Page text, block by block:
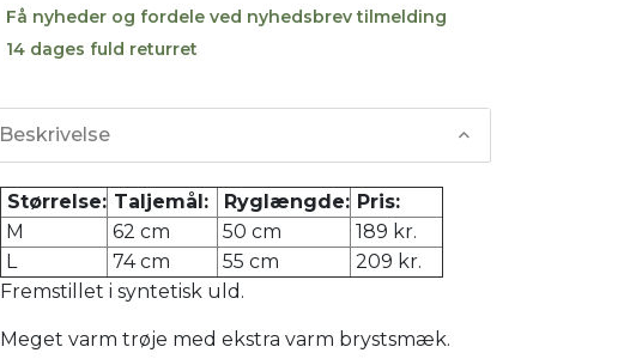
Få nyheder og fordele ved nyhedsbrev tilmelding
14 dages fuld returret
Beskrivelse
Størrelse: Taljemål: Ryglængde: Pris:
M
62 cm 50 cm
189 kr.
L
74 cm 55 cm
209 kr.
Fremstillet i syntetisk uld.
Meget varm trøje med ekstra varm brystsmæk.